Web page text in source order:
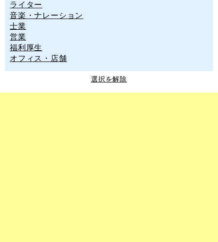
ライター
音楽・ナレーション
士業
営業
福利厚生
オフィス・店舗
選択を解除